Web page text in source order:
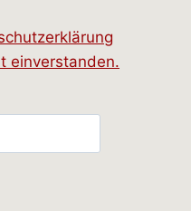
einverstanden.